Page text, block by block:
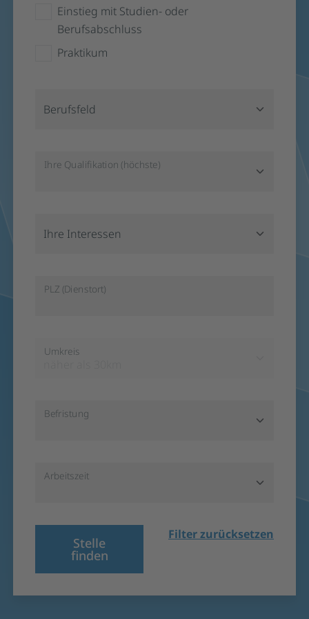
Einstieg mit Studien- oder
Berufsabschluss
Praktikum
Berufsfeld
Ihre Qualifikation (höchste)
Ihre Interessen
PLZ (Dienstort)
Umkreis
Befristung
Arbeitszeit
Stelle
finden
Filter zurücksetzen